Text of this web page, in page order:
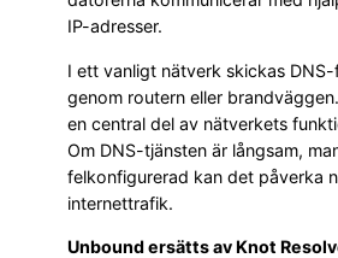
IP-adresser.
I ett vanligt nätverk skickas
genom routern eller
en central del av nätverkets
Om DNS-tjänsten är långsam,
felkonfigurerad kan det påverka
internettrafik.
Unbound ersätts av Knot